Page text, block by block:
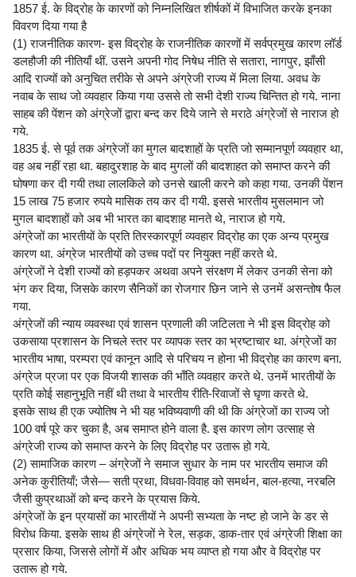
1857 ई. के विद्रोह के कारणों को निम्नलिखित शीर्षकों में विभाजित करके इनका
विवरण दिया गया है
(1) राजनीतिक कारण- इस विद्रोह के राजनीतिक कारणों में सर्वप्रमुख कारण लॉर्ड
डलहौजी की नीतियाँ थीं. उसने अपनी गोद निषेध नीति से सतारा, नागपुर, झाँसी
आदि राज्यों को अनुचित तरीके से अपने अंग्रेजी राज्य में मिला लिया. अवध के
नवाब के साथ जो व्यवहार किया गया उससे तो सभी देशी राज्य चिन्तित हो गये. नाना
साहब की पेंशन को अंग्रेजों द्वारा बन्द कर दिये जाने से मराठे अंग्रेजों से नाराज हो
गये.
1835 ई. से पूर्व तक अंग्रेजों का मुगल बादशाहों के प्रति जो सम्मानपूर्ण व्यवहार था,
वह अब नहीं रहा था. बहादुरशाह के बाद मुगलों की बादशाहत को समाप्त करने की
घोषणा कर दी गयी तथा लालकिले को उनसे खाली करने को कहा गया. उनकी पेंशन
15 लाख 75 हजार रुपये मासिक तय कर दी गयी. इससे भारतीय मुसलमान जो
मुगल बादशाहों को अब भी भारत का बादशाह मानते थे, नाराज हो गये.
अंग्रेजों का भारतीयों के प्रति तिरस्कारपूर्ण व्यवहार विद्रोह का एक अन्य प्रमुख
कारण था. अंग्रेज भारतीयों को उच्च पदों पर नियुक्त नहीं करते थे.
अंग्रेजों ने देशी राज्यों को हड़पकर अथवा अपने संरक्षण में लेकर उनकी सेना को
भंग कर दिया, जिसके कारण सैनिकों का रोजगार छिन जाने से उनमें असन्तोष फैल
गया.
अंग्रेजों की न्याय व्यवस्था एवं शासन प्रणाली की जटिलता ने भी इस विद्रोह को
उकसाया प्रशासन के निचले स्तर पर व्यापक स्तर का भ्रष्टाचार था. अंग्रेजों का
भारतीय भाषा, परम्परा एवं कानून आदि से परिचय न होना भी विद्रोह का कारण बना.
अंग्रेज प्रजा पर एक विजयी शासक की भाँति व्यवहार करते थे. उनमें भारतीयों के
प्रति कोई सहानुभूति नहीं थी तथा वे भारतीय रीति-रिवाजों से घृणा करते थे.
इसके साथ ही एक ज्योतिष ने भी यह भविष्यवाणी की थी कि अंग्रेजों का राज्य जो
100 वर्ष पूरे कर चुका है, अब समाप्त होने वाला है. इस कारण लोग उत्साह से
अंग्रेजी राज्य को समाप्त करने के लिए विद्रोह पर उतारू हो गये.
(2) सामाजिक कारण – अंग्रेजों ने समाज सुधार के नाम पर भारतीय समाज की
अनेक कुरीतियाँ; जैसे— सती प्रथा, विधवा-विवाह को समर्थन, बाल-हत्या, नरबलि
जैसी कुप्रथाओं को बन्द करने के प्रयास किये.
अंग्रेजों के इन प्रयासों का भारतीयों ने अपनी सभ्यता के नष्ट हो जाने के डर से
विरोध किया. इसके साथ ही अंग्रेजों ने रेल, सड़क, डाक-तार एवं अंग्रेजी शिक्षा का
प्रसार किया, जिससे लोगों में और अधिक भय व्याप्त हो गया और वे विद्रोह पर
उतारू हो गये.